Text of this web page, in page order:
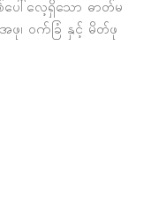
စ်ပေါ်လေ့ရှိသော ဓာတ်မ
ဖု၊ ဝက်ခြံ နှင့် မိတ်ဖု